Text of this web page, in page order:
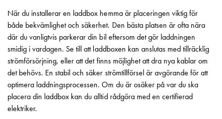
elbilsladdning
För
proffs
GARO
Group
Om
GARO
Nyheter
Hållbarhet
När du installerar en laddbox hemma är placeringen viktig för
både bekvämlighet och säkerhet. Den bästa platsen är ofta nära
där du vanligtvis parkerar din bil eftersom det gör laddningen
smidig i vardagen. Se till att laddboxen kan anslutas med tillräcklig
strömförsörjning, eller att det finns möjlighet att dra nya kablar om
det behövs. En stabil och säker strömtillförsel är avgörande för att
optimera laddningsprocessen. Om du är osäker på var du ska
placera din laddbox kan du alltid rådgöra med en certifierad
elektriker.